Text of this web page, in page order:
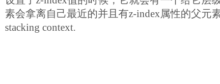
素会拿离自己最近的并且有z-index属性的父元
stacking context.